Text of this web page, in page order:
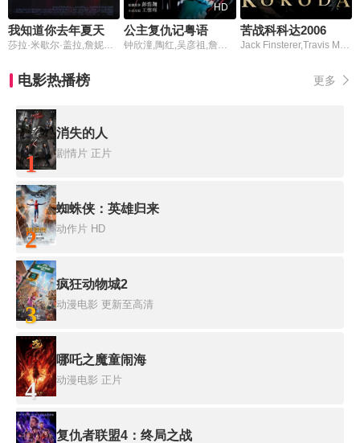
莎拉·米歇尔·盖拉,詹妮弗·洛芙·休伊特,缪斯·沃森
HD
公主复仇记粤语
钟欣潼,陶红,吴彦祖,詹瑞文,黄家诺,林一峰
苦战科科达2006
Jack Finsterer,Travis McMahon,Simon Stone
电影热播榜 更多
1
消失的人
剧情片 正片
2
蜘蛛侠：英雄归来
动作片 HD
3
疯狂动物城2
动漫电影 更新至高清
4
哪吒之魔童闹海
动漫电影 正片
复仇者联盟4：终局之战